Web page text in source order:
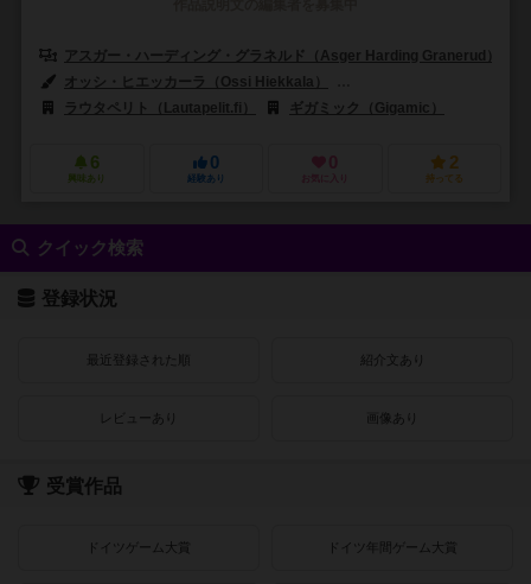
アスガー・ハーディング・グラネルド（Asger Harding Granerud）
オッシ・ヒエッカーラ（Ossi Hiekkala）
ラウタペリト（Lautapelit.fi）
ギガミック（Gigamic）
6
興味あり
0
経験あり
0
お気に入り
2
持ってる
クイック検索
登録状況
最近登録された順 紹介文あり
レビューあり 画像あり
受賞作品
ドイツゲーム大賞 ドイツ年間ゲーム大賞